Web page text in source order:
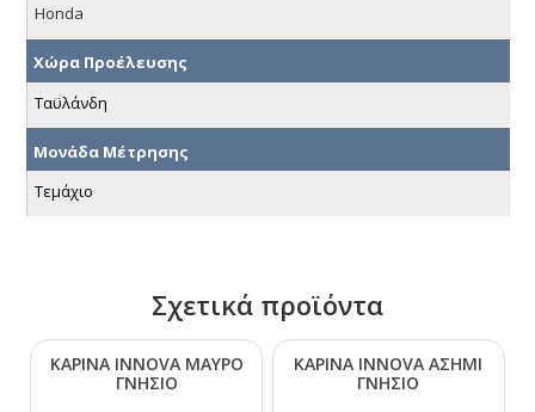
Honda
Χώρα Προέλευσης
Ταϋλάνδη
Μονάδα Μέτρησης
Τεμάχιο
Σχετικά προϊόντα
ΚΑΡΙΝΑ ΙΝΝΟVΑ ΜΑΥΡΟ
ΓΝΗΣΙΟ
ΚΑΡΙΝΑ ΙΝΝΟVΑ ΑΣΗΜΙ
ΓΝΗΣΙΟ